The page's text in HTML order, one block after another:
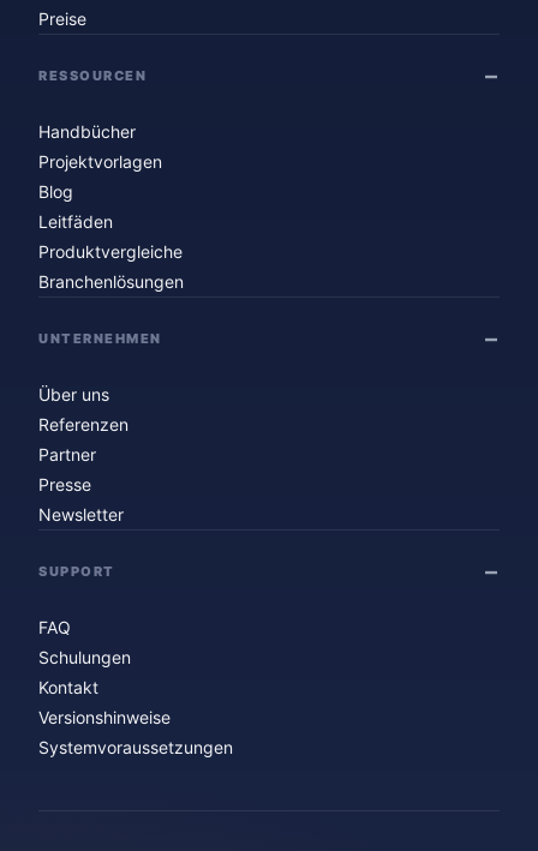
Preise
RESSOURCEN
Handbücher
Projektvorlagen
Blog
Leitfäden
Produktvergleiche
Branchenlösungen
UNTERNEHMEN
Über uns
Referenzen
Partner
Presse
Newsletter
SUPPORT
FAQ
Schulungen
Kontakt
Versionshinweise
Systemvoraussetzungen